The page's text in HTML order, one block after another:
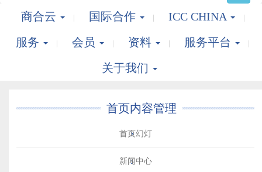
商合云 国际合作
ICC CHINA
服务
会员 资料
服务平台
关于我们
首页内容管理
首页幻灯
新闻中心